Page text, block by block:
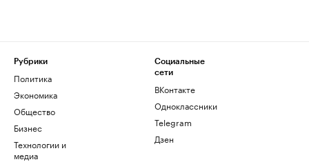
Рубрики
Политика
Экономика
Общество
Бизнес
Технологии и
медиа
Социальные
сети
ВКонтакте
Одноклассники
Telegram
Дзен